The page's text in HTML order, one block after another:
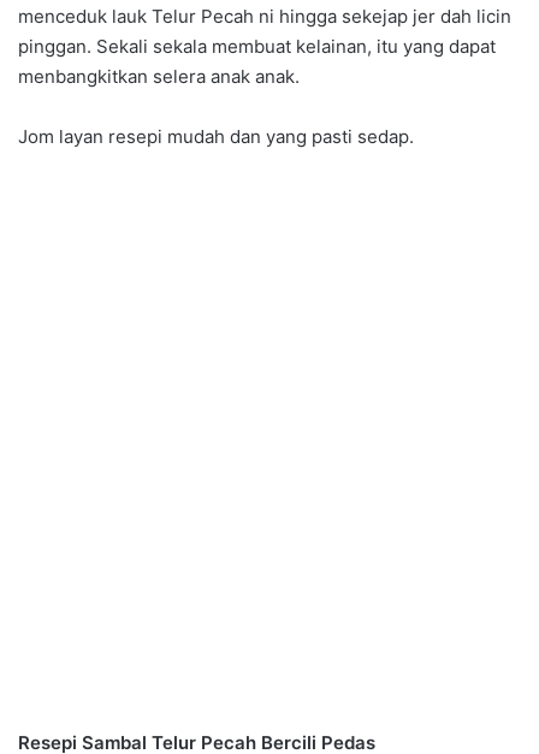
menceduk lauk Telur Pecah ni hingga sekejap jer dah licin
pinggan. Sekali sekala membuat kelainan, itu yang dapat
menbangkitkan selera anak anak.
Jom layan resepi mudah dan yang pasti sedap.
Resepi Sambal Telur Pecah Bercili Pedas